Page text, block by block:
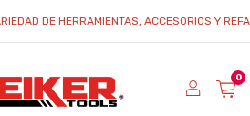
DE HERRAMIENTAS, ACCESORIOS Y
0